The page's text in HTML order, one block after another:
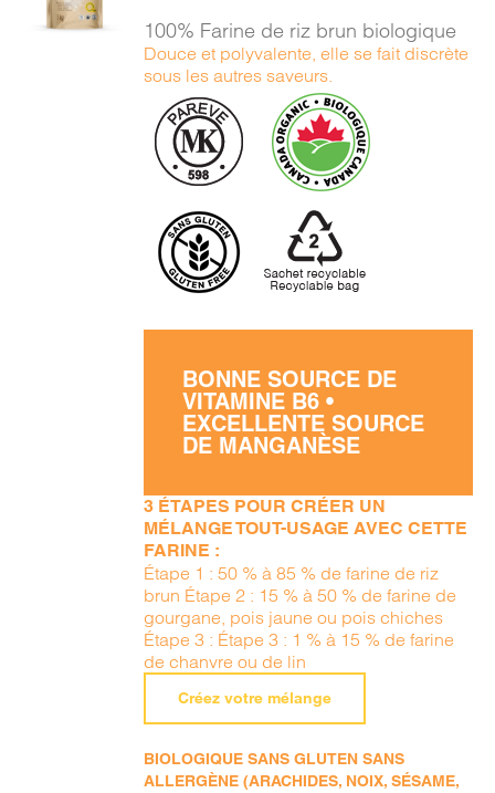
/
100% Farine de riz brun biologique
Douce et polyvalente, elle se fait discrète
sous les autres saveurs.
BONNE SOURCE DE
VITAMINE B6 •
EXCELLENTE SOURCE
DE MANGANÈSE
3 ÉTAPES POUR CRÉER UN
MÉLANGE TOUT-USAGE AVEC CETTE
FARINE :
Étape 1 : 50 % à 85 % de farine de riz
brun Étape 2 : 15 % à 50 % de farine de
gourgane, pois jaune ou pois chiches
Étape 3 : Étape 3 : 1 % à 15 % de farine
de chanvre ou de lin
Créez votre mélange
BIOLOGIQUE SANS GLUTEN SANS
ALLERGÈNE (ARACHIDES, NOIX, SÉSAME,